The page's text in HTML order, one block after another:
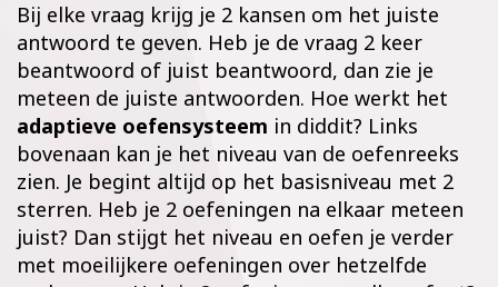
Bij elke vraag krijg je 2 kansen om het juiste
antwoord te geven. Heb je de vraag 2 keer
beantwoord of juist beantwoord, dan zie je
meteen de juiste antwoorden. Hoe werkt het
adaptieve oefensysteem in diddit? Links
bovenaan kan je het niveau van de oefenreeks
zien. Je begint altijd op het basisniveau met 2
sterren. Heb je 2 oefeningen na elkaar meteen
juist? Dan stijgt het niveau en oefen je verder
met moeilijkere oefeningen over hetzelfde